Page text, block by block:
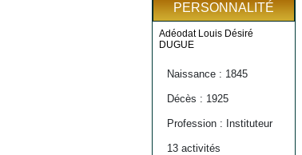
PERSONNALITÉ
Adéodat Louis Désiré
DUGUE
Naissance : 1845
Décès : 1925
Profession : Instituteur
13 activités